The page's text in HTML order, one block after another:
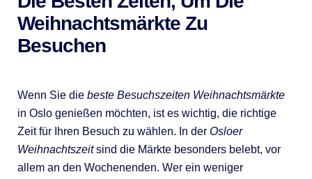
Weihnachtsmärkte Zu
Besuchen
Wenn Sie die beste Besuchszeiten Weihnachtsmärkte
in Oslo genießen möchten, ist es wichtig, die richtige
Zeit für Ihren Besuch zu wählen. In der Osloer
Weihnachtszeitsind die Märkte besonders belebt, vor
allem an den Wochenenden. Wer ein weniger